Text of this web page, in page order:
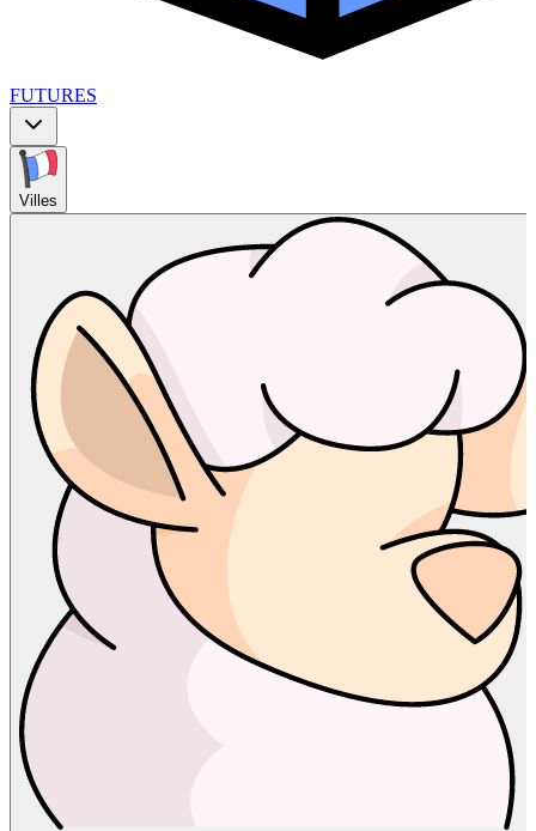
FUTURES
Villes